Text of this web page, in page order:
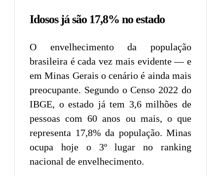
Idosos já são 17,8% no estado
O envelhecimento da população
brasileira é cada vez mais evidente — e
em Minas Gerais o cenário é ainda mais
preocupante. Segundo o Censo 2022 do
IBGE, o estado já tem 3,6 milhões de
pessoas com 60 anos ou mais, o que
representa 17,8% da população. Minas
ocupa hoje o 3º lugar no ranking
nacional de envelhecimento.